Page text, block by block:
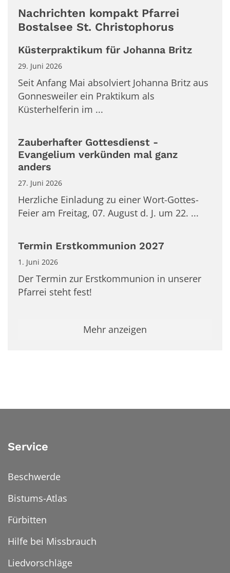
Nachrichten kompakt Pfarrei
Bostalsee St. Christophorus
Küsterpraktikum für Johanna Britz
29. Juni 2026
Seit Anfang Mai absolviert Johanna Britz aus
Gonnesweiler ein Praktikum als
Küsterhelferin im ...
Zauberhafter Gottesdienst -
Evangelium verkünden mal ganz
anders
27. Juni 2026
Herzliche Einladung zu einer Wort-Gottes-
Feier am Freitag, 07. August d. J. um 22. ...
Termin Erstkommunion 2027
1. Juni 2026
Der Termin zur Erstkommunion in unserer
Pfarrei steht fest!
Mehr anzeigen
Service
Beschwerde
Bistums-Atlas
Fürbitten
Hilfe bei Missbrauch
Liedvorschläge